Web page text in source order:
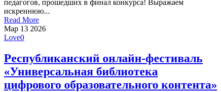
педагогов, прошедших в финал конкурса! Выражаем
искреннюю...
Read More
Мар 13 2026
Love0
Республиканский онлайн-фестиваль
«Универсальная библиотека
цифрового образовательного контента»